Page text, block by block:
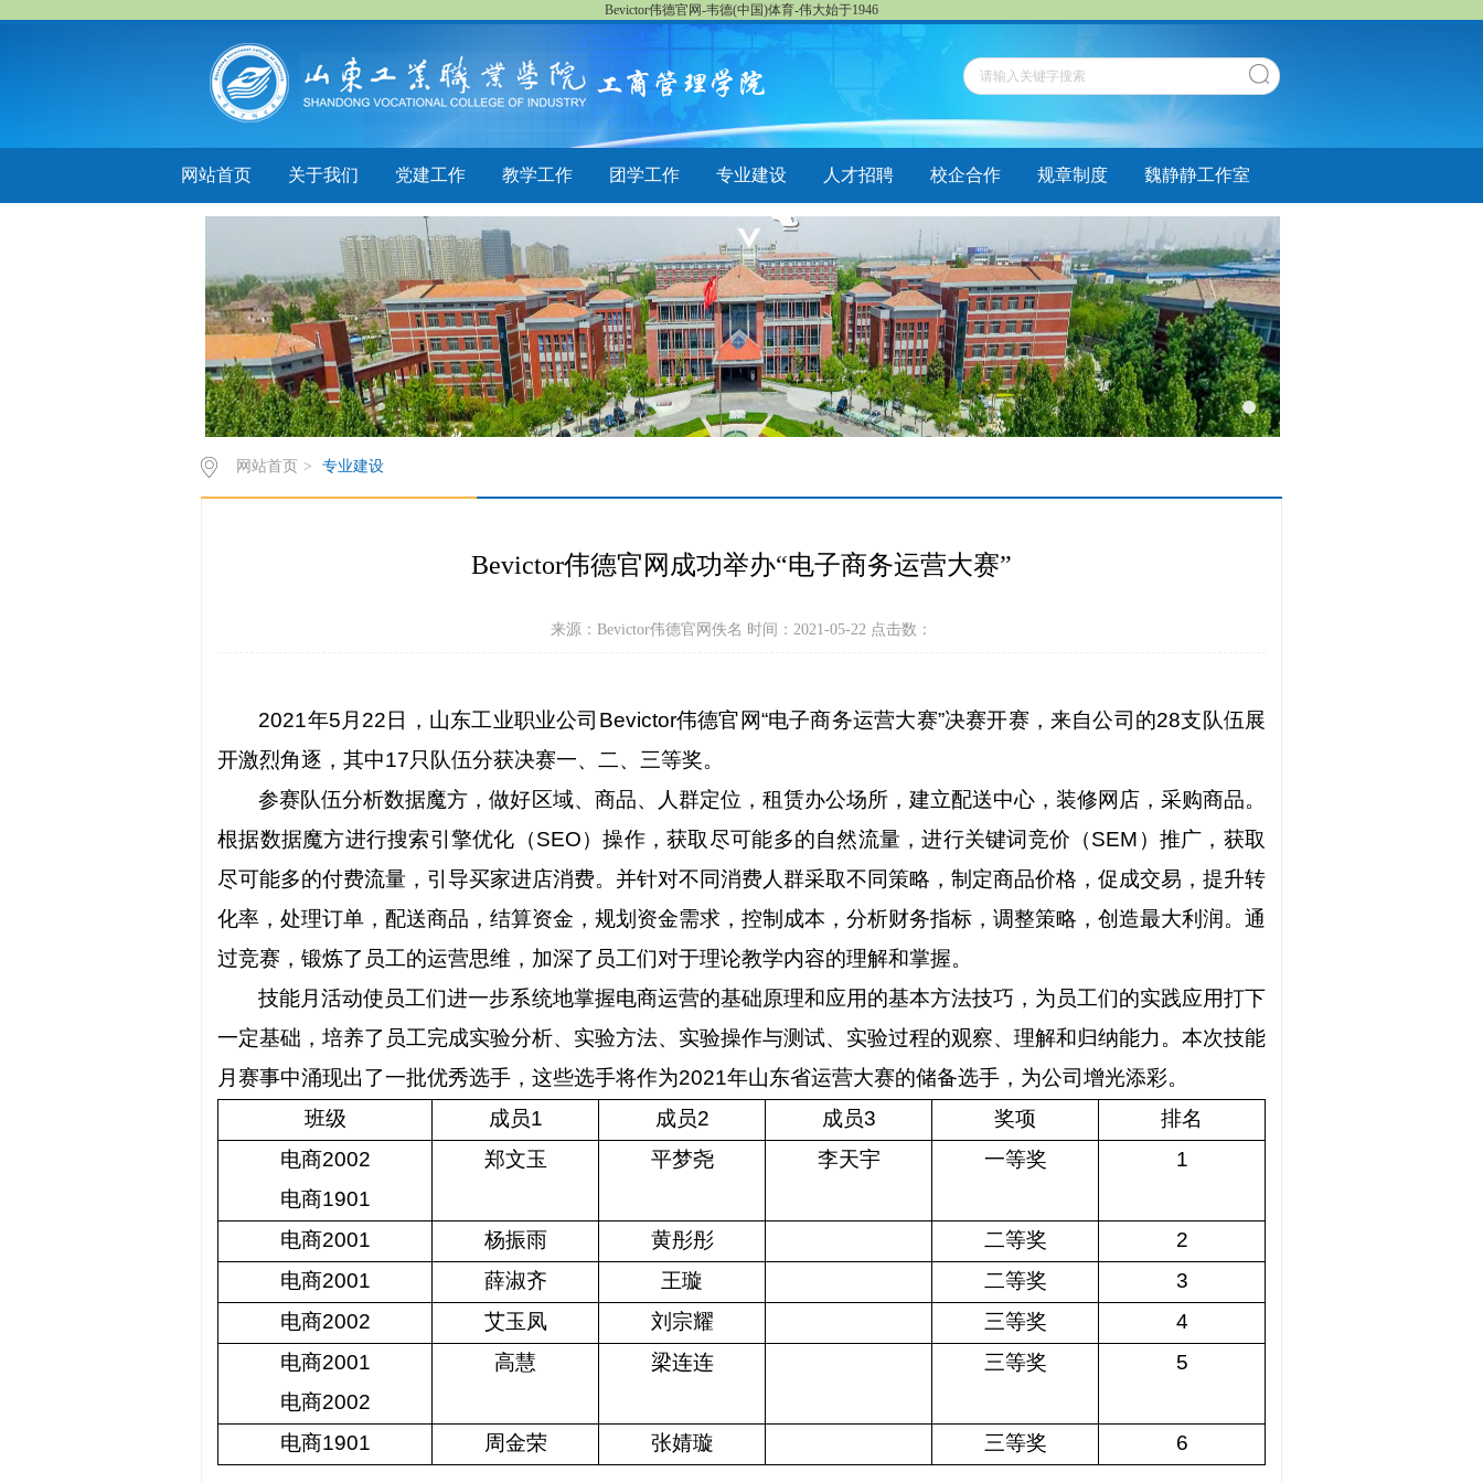
Bevictor伟德官网-韦德(中国)体育-伟大始于1946
网站首页 关于我们 党建工作 教学工作 团学工作 专业建设 人才招聘 校企合作 规章制度 魏静静工作室
网站首页 > 专业建设
Bevictor伟德官网成功举办“电子商务运营大赛”
来源：Bevictor伟德官网佚名 时间：2021-05-22 点击数：
2021年5 月 22 日，山东工业职业公司Bevictor伟德官网“电子商务运营大赛”决赛开赛，来自公司的28支队伍展
开激烈角逐，其中17只队伍分获决赛一、二、三等奖。
参赛队伍分析数据魔方，做好区域、商品、人群定位，租赁办公场所，建立配送中心，装修网店，采购商品。
根据数据魔方进行搜索引擎优化（SEO）操作，获取尽可能多的自然流量，进行关键词竞价（SEM ）推广，获取
尽可能多的付费流量，引导买家进店消费。并针对不同消费人群采取不同策略，制定商品价格，促成交易，提升转
化率，处理订单，配送商品，结算资金，规划资金需求，控制成本，分析财务指标，调整策略，创造最大利润。通
过竞赛，锻炼了员工的运营思维，加深了员工们对于理论教学内容的理解和掌握。
技能月活动使员工们进一步系统地掌握电商运营的基础原理和应用的基本方法技巧，为员工们的实践应用打下
一定基础，培养了员工完成实验分析、实验方法、实验操作与测试、实验过程的观察、理解和归纳能力。本次技能
月赛事中涌现出了一批优秀选手，这些选手将作为2021年山东省运营大赛的储备选手，为公司增光添彩。
班级
成员1 成员2 成员3 奖项
排名
电商2002
电商1901
郑文玉 平梦尧 李天宇 一等奖 1
电商2001 杨振雨 黄彤彤 二等奖
2
电商2001 薛淑齐 王璇 二等奖
3
电商2002 艾玉凤 刘宗耀 三等奖
4
电商2001
电商2002
高慧 梁连连 三等奖 5
电商1901 周金荣 张婧璇 三等奖 6